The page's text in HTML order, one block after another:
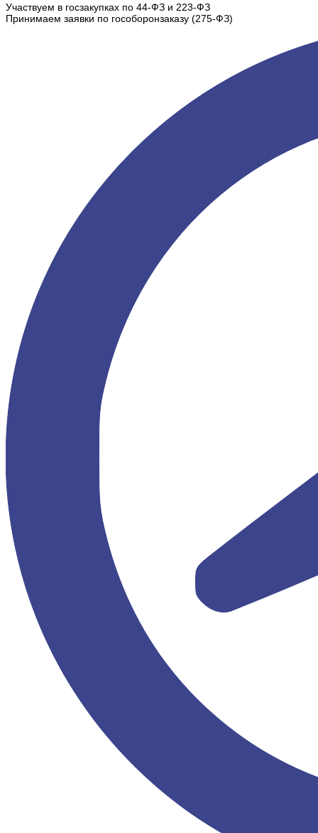
Участвуем в госзакупках по 44-ФЗ и 223-ФЗ
Принимаем заявки по гособоронзаказу (275-ФЗ)